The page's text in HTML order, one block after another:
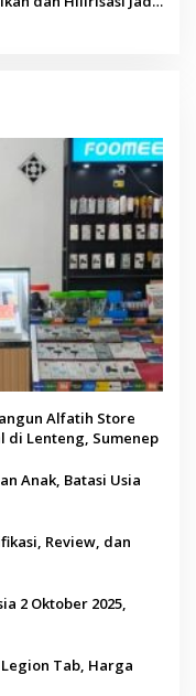
Alfatih Store
di Lenteng, Sumenep
Anak, Batasi Usia
Review, dan
2 Oktober 2025,
Tab, Harga